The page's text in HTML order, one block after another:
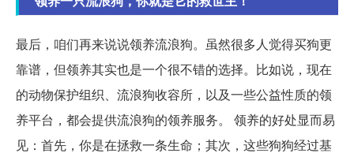
最后，咱们再来说说领养流浪狗。虽然很多人觉得买狗更
靠谱，但领养其实也是一个很不错的选择。比如说，现在
的动物保护组织、流浪狗收容所，以及一些公益性质的领
养平台，都会提供流浪狗的领养服务。 领养的好处显而易
见：首先，你是在拯救一条生命；其次，这些狗狗经过基